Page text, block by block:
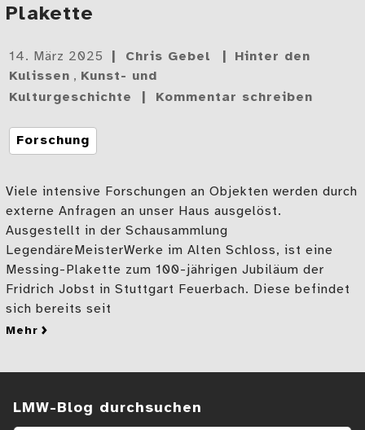
Plakette
Gepostet
am
14. März 2025 Chris Gebel
Hinter den
Kulissen , Kunst- und
Kulturgeschichte
Kommentar schreiben
Tags
Forschung
Viele intensive Forschungen an Objekten werden durch
externe Anfragen an unser Haus ausgelöst.
Ausgestellt in der Schausammlung
LegendäreMeisterWerke im Alten Schloss, ist eine
Messing-Plakette zum 100-jährigen Jubiläum der
Fridrich Jobst in Stuttgart Feuerbach. Diese befindet
sich bereits seit
mehr
Suchen im Blog
LMW-Blog durchsuchen